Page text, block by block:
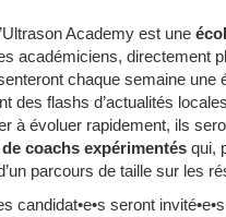
Academy est une
académiciens, directement
chaque semaine une
des flashs d’actualités
à évoluer rapidement, ils
coachs expérimentés qui,
parcours de taille sur les
candidat•e•s seront